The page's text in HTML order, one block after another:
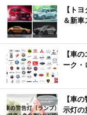
【ト
＆新
【車
ーク・
【車
示灯の